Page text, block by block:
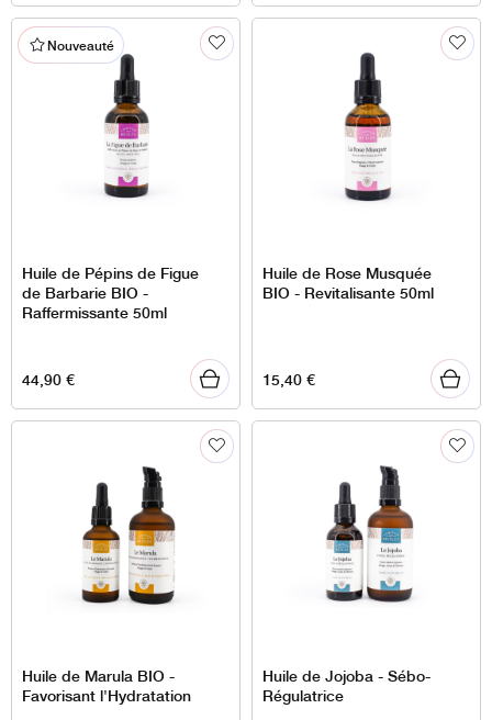
Nouveauté
Huile de Pépins de Figue
de Barbarie BIO -
Raffermissante 50ml
44,90€
Huile de Rose Musquée
BIO - Revitalisante 50ml
15,40€
Huile de Marula BIO -
Favorisant l'Hydratation
Huile de Jojoba - Sébo-
Régulatrice